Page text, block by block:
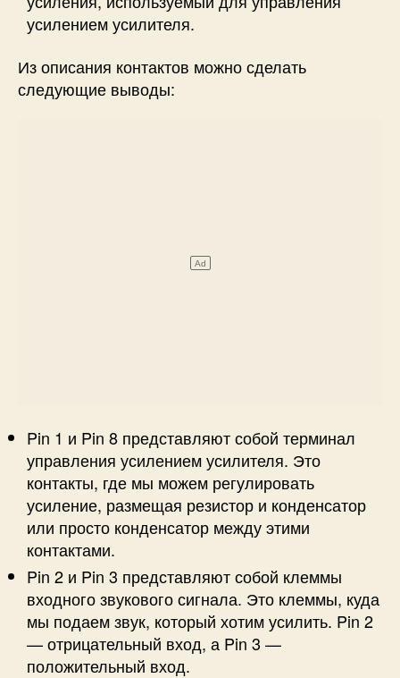
усилением усилителя.
Из описания контактов можно сделать
следующие выводы:
Pin 1 и Pin 8 представляют собой терминал
управления усилением усилителя. Это
контакты, где мы можем регулировать
усиление, размещая резистор и конденсатор
или просто конденсатор между этими
контактами.
Pin 2 и Pin 3 представляют собой клеммы
входного звукового сигнала. Это клеммы, куда
мы подаем звук, который хотим усилить. Pin 2
— отрицательный вход, а Pin 3 —
положительный вход.